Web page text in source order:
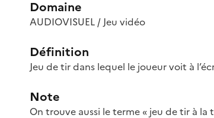
Domaine
AUDIOVISUEL / Jeu vidéo
Définition
Jeu de tir dans lequel le joueur voit à
Note
On trouve aussi le terme « jeu de tir à la